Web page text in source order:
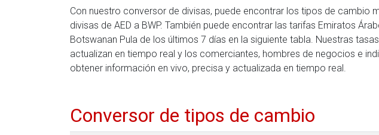
Con nuestro conversor de divisas, puede encontrar los tipos de cambio
divisas de AED a BWP. También puede encontrar las tarifas Emiratos
Botswanan Pula de los últimos 7 días en la siguiente tabla. Nuestras
actualizan en tiempo real y los comerciantes, hombres de negocios e
obtener información en vivo, precisa y actualizada en tiempo real.
Conversor de tipos de cambio